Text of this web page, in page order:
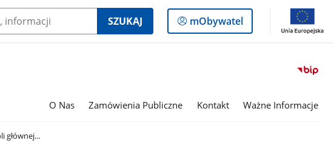
SZUKAJ
Logowanie
do
mObywatel
O Nas Zamówienia Publiczne Kontakt Ważne Informacje
głównej...